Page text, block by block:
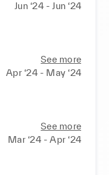
Jun ‘24 - Jun ‘24
See more
Apr ‘24 - May ‘24
See more
Mar ‘24 - Apr ‘24